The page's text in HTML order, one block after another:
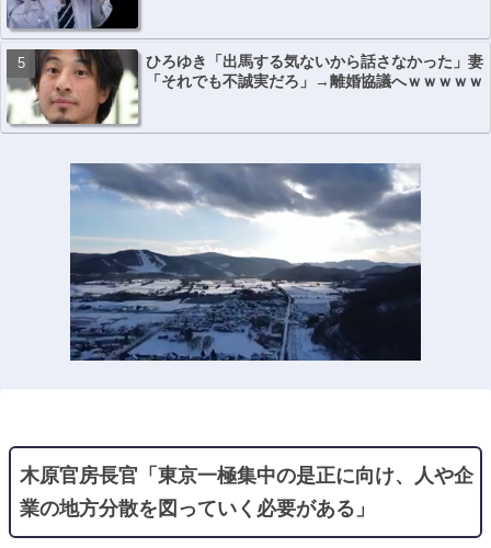
ひろゆき「出馬する気ないから話さなかった」妻
「それでも不誠実だろ」→離婚協議へｗｗｗｗｗ
木原官房長官「東京一極集中の是正に向け、人や企
業の地方分散を図っていく必要がある」